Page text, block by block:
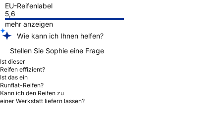
EU-Reifenlabel
5,6
mehr anzeigen
Wie kann ich Ihnen helfen?
Stellen Sie Sophie eine Frage
Ist dieser
Reifen effizient?
Ist das ein
Runflat-Reifen?
Kann ich den Reifen zu
einer Werkstatt liefern lassen?